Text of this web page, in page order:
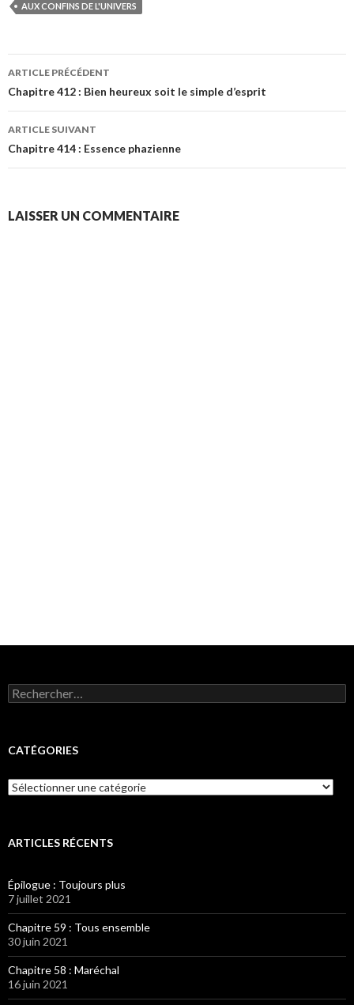
AUX CONFINS DE L'UNIVERS
Navigation
des
articles
ARTICLE PRÉCÉDENT
Chapitre 412 : Bien heureux soit le simple d’esprit
ARTICLE SUIVANT
Chapitre 414 : Essence phazienne
LAISSER UN COMMENTAIRE
Rechercher :
CATÉGORIES
Catégories
ARTICLES RÉCENTS
Épilogue : Toujours plus
7 juillet 2021
Chapitre 59 : Tous ensemble
30 juin 2021
Chapitre 58 : Maréchal
16 juin 2021